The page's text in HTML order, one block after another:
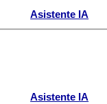
Asistente IA
Asistente IA